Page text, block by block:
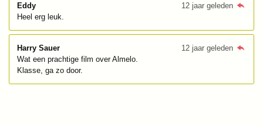
Eddy
12 jaar geleden
Heel erg leuk.
Harry Sauer
12 jaar geleden
Wat een prachtige film over Almelo.
Klasse, ga zo door.